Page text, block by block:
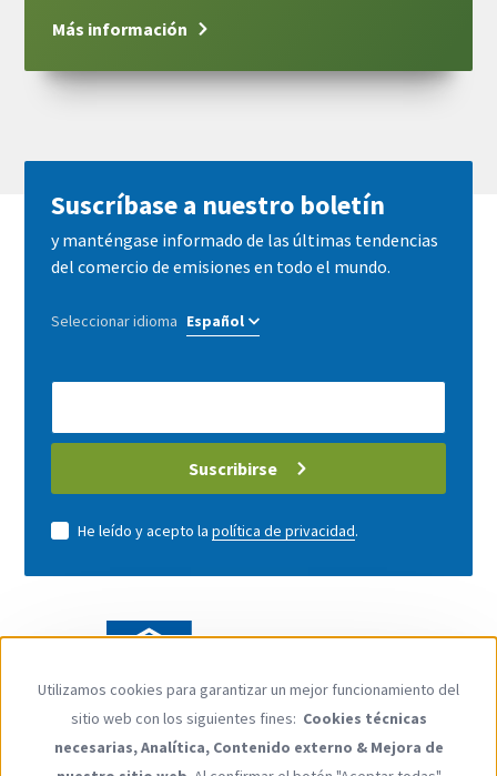
Más información
Siga con nosotros
Suscríbase a nuestro boletín
y manténgase informado de las últimas tendencias
del comercio de emisiones en todo el mundo.
Seleccionar idioma
E-
address
Suscribirse
He leído y acepto la política de privacidad.
Use
of
personal
Utilizamos cookies para garantizar un mejor funcionamiento del
sitio web con los siguientes fines: Cookies técnicas
necesarias, Analítica, Contenido externo & Mejora de